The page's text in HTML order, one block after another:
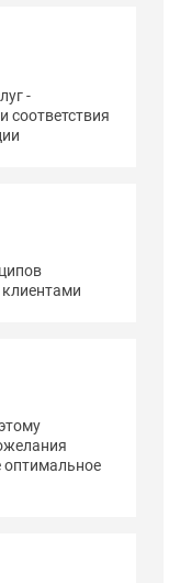
-
соответствия
оптимальное